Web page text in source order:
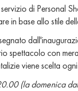
di Personal
in base allo stile
spettacolo con
viene scelta
(la domenica